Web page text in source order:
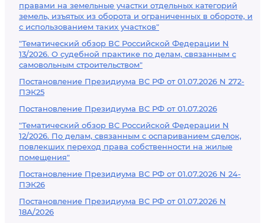
правами на земельные участки отдельных категорий
земель, изъятых из оборота и ограниченных в обороте, и
с использованием таких участков"
"Тематический обзор ВС Российской Федерации N
13/2026. О судебной практике по делам, связанным с
самовольным строительством"
Постановление Президиума ВС РФ от 01.07.2026 N 272-
ПЭК25
Постановление Президиума ВС РФ от 01.07.2026
"Тематический обзор ВС Российской Федерации N
12/2026. По делам, связанным с оспариванием сделок,
повлекших переход права собственности на жилые
помещения"
Постановление Президиума ВС РФ от 01.07.2026 N 24-
ПЭК26
Постановление Президиума ВС РФ от 01.07.2026 N
18А/2026